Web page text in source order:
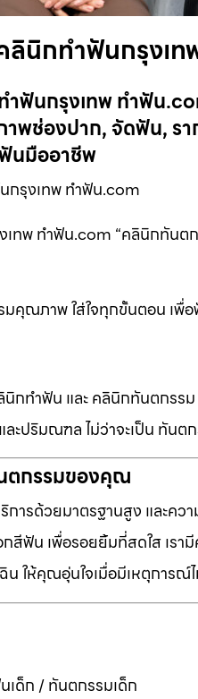
นิกทำฟันกรุงเ
ฟันกรุงเทพ ทำฟัน
พช่องปาก, จัดฟัน,
นมืออาชีพ
รุงเทพ ทำฟัน.com
ทพ ทำฟัน.com “คลินิกทันต
ณภาพ ใส่ใจทุกขั้นตอน เพื่
นิกทำฟัน และ คลินิกทันตกร
ะปริมณฑล ไม่ว่าจะเป็น ทัน
ตกรรมของคุณ
ารด้วยมาตรฐานสูง และคว
สีฟัน เพื่อรอยยิ้มที่สดใส เร
ให้คุณอุ่นใจเมื่อมีเหตุการณ์
เด็ก / ทันตกรรมเด็ก